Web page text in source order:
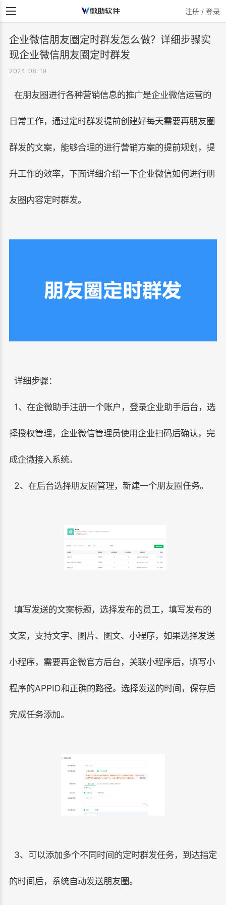
注册 / 登录
企业微信朋友圈定时群发怎么做？详细步骤实
现企业微信朋友圈定时群发
2024-08-19
在朋友圈进行各种营销信息的推广是企业微信运营的
日常工作，通过定时群发提前创建好每天需要再朋友圈
群发的文案，能够合理的进行营销方案的提前规划，提
升工作的效率，下面详细介绍一下企业微信如何进行朋
友圈内容定时群发。
详细步骤：
1、在企微助手注册一个账户，登录企业助手后台，选
择授权管理，企业微信管理员使用企业扫码后确认，完
成企微接入系统。
2、在后台选择朋友圈管理，新建一个朋友圈任务。
填写发送的文案标题，选择发布的员工，填写发布的
文案，支持文字、图片、图文、小程序，如果选择发送
小程序，需要再企微官方后台，关联小程序后，填写小
程序的APPID和正确的路径。选择发送的时间，保存后
完成任务添加。
3、可以添加多个不同时间的定时群发任务，到达指定
的时间后，系统自动发送朋友圈。